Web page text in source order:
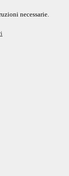
necessarie.